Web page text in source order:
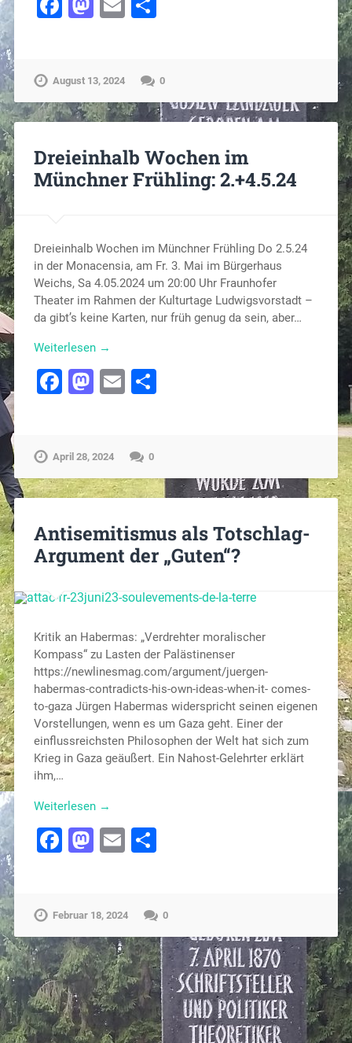
August 13, 2024 0
Dreieinhalb Wochen im
Münchner Frühling: 2.+4.5.24
Dreieinhalb Wochen im Münchner Frühling Do 2.5.24
in der Monacensia, am Fr. 3. Mai im Bürgerhaus
Weichs, Sa 4.05.2024 um 20:00 Uhr Fraunhofer
Theater im Rahmen der Kulturtage Ludwigsvorstadt –
da gibt’s keine Karten, nur früh genug da sein, aber…
Weiterlesen →
Facebook
Mastodon
EmailTeilen
April 28, 2024 0
Antisemitismus als Totschlag-
Argument der „Guten“?
Kritik an Habermas: „Verdrehter moralischer
Kompass“ zu Lasten der Palästinenser
https://newlinesmag.com/argument/juergen-
habermas-contradicts-his-own-ideas-when-it- comes-
to-gaza Jürgen Habermas widerspricht seinen eigenen
Vorstellungen, wenn es um Gaza geht. Einer der
einflussreichsten Philosophen der Welt hat sich zum
Krieg in Gaza geäußert. Ein Nahost-Gelehrter erklärt
ihm,…
Weiterlesen →
Facebook
Mastodon
EmailTeilen
Februar 18, 2024 0